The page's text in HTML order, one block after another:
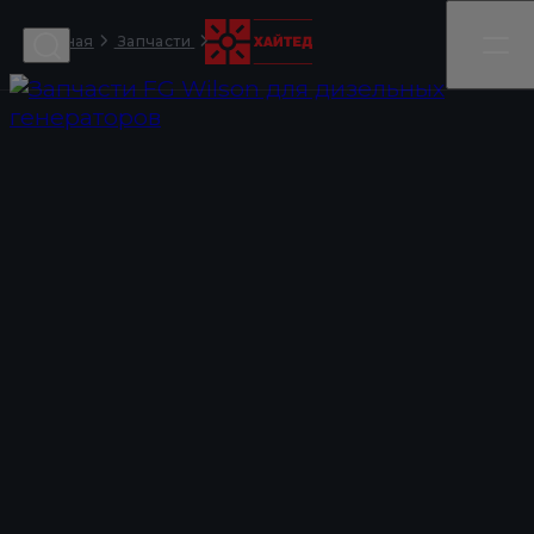
Главная Запчасти FG_Wilson